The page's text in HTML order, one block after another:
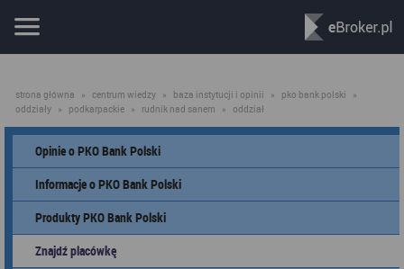
strona główna » centrum wiedzy » baza instytucji i opinii » pko bank polski
»
oddziały » podkarpackie » rudnik nad sanem » oddział
Opinie o PKO Bank Polski
Informacje o PKO Bank Polski
Produkty PKO Bank Polski
Znajdź placówkę